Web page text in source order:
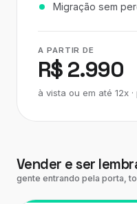
Migração sem
A PARTIR DE
R$ 2.990
à vista ou em até 12x
Vender e ser
gente entrando pela porta,